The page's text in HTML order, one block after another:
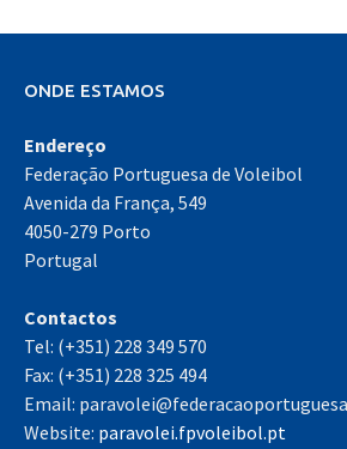
ONDE ESTAMOS
Endereço
Federação Portuguesa de Voleibol
Avenida da França, 549
4050-279 Porto
Portugal
Contactos
Tel: (+351) 228 349 570
Fax: (+351) 228 325 494
Email:
Website: paravolei.fpvoleibol.pt